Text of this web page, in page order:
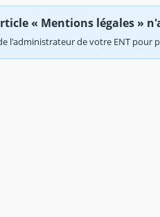
« Mentions légales »
l'administrateur de votre ENT pour